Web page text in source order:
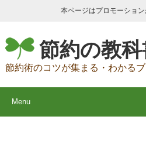
本ページはプロモーショ
節約の教
節約術のコツが集まる・わかる
Menu